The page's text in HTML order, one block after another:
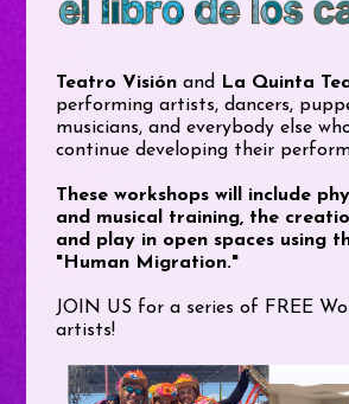
Teatro Visión and La Quinta
performing artists, dancers,
musicians, and everybody else
continue developing their
These workshops will include
and musical training, the
and play in open spaces using
"Human Migration."
JOIN US for a series of FREE
artists!